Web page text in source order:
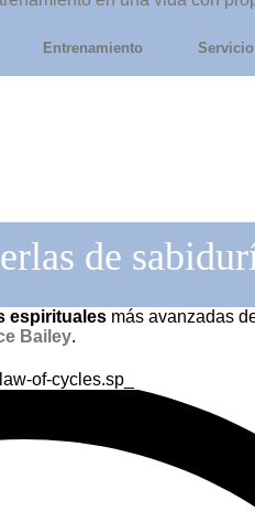
Entrenamiento Servicio
de
espirituales más avanzadas
Bailey.